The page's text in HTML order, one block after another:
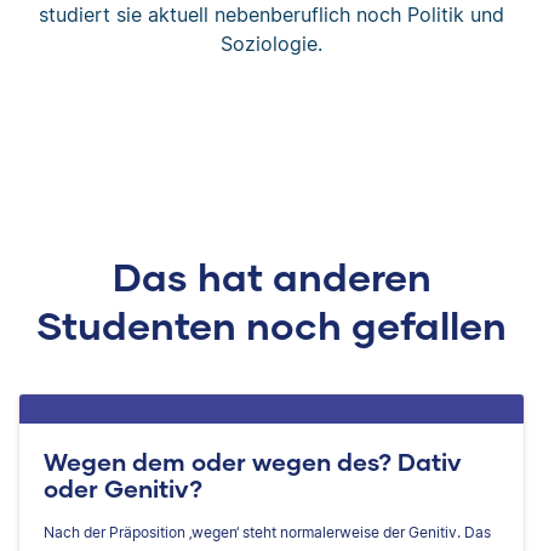
studiert sie aktuell nebenberuflich noch Politik und
Soziologie.
Das hat anderen
Studenten noch gefallen
Wegen dem oder wegen des? Dativ
oder Genitiv?
Nach der Präposition ‚wegen‘ steht normalerweise der Genitiv. Das